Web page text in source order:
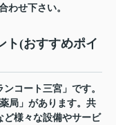
わせ下さい。
ト(おすすめポイ
コート三宮」です。
局」があります。共
ど様々な設備やサービ